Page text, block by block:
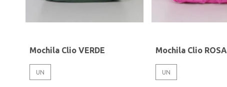
Mochila Clio VERDE
UN
Mochila Clio ROSA
UN